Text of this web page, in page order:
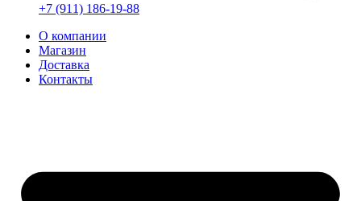
+7 (911) 186-19-88
О компании
Магазин
Доставка
Контакты